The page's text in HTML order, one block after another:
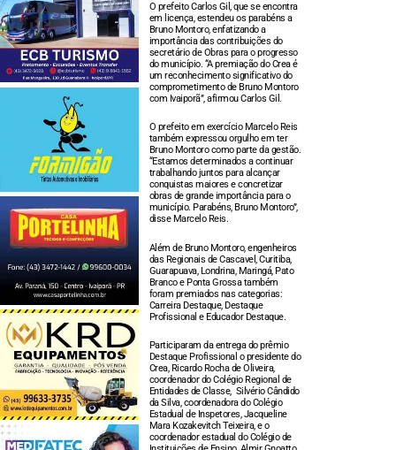
O prefeito Carlos Gil, que se encontra
em licença, estendeu os parabéns a
Bruno Montoro, enfatizando a
importância das contribuições do
secretário de Obras para o progresso
do município. “A premiação do Crea é
um reconhecimento significativo do
comprometimento de Bruno Montoro
com Ivaiporã”, afirmou Carlos Gil.
O prefeito em exercício Marcelo Reis
também expressou orgulho em ter
Bruno Montoro como parte da gestão.
“Estamos determinados a continuar
trabalhando juntos para alcançar
conquistas maiores e concretizar
obras de grande importância para o
município. Parabéns, Bruno Montoro”,
disse Marcelo Reis.
Além de Bruno Montoro, engenheiros
das Regionais de Cascavel, Curitiba,
Guarapuava, Londrina, Maringá, Pato
Branco e Ponta Grossa também
foram premiados nas categorias:
Carreira Destaque, Destaque
Profissional e Educador Destaque.
Participaram da entrega do prêmio
Destaque Profissional o presidente do
Crea, Ricardo Rocha de Oliveira,
coordenador do Colégio Regional de
Entidades de Classe, Silvério Cândido
da Silva, coordenadora do Colégio
Estadual de Inspetores, Jacqueline
Mara Kozakevitch Teixeira, e o
coordenador estadual do Colégio de